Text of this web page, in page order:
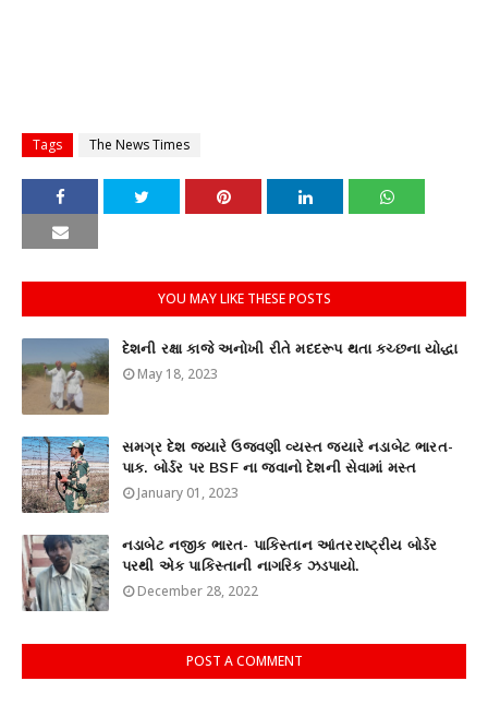
Tags The News Times
YOU MAY LIKE THESE POSTS
દેશની રક્ષા કાજે અનોખી રીતે મદદરૂપ થતા કચ્છના યોદ્ધા
May 18, 2023
સમગ્ર દેશ જ્યારે ઉજવણી વ્યસ્ત જ્યારે નડાબેટ ભારત-
પાક. બોર્ડર પર BSF ના જવાનો દેશની સેવામાં મસ્ત
January 01, 2023
નડાબેટ નજીક ભારત- પાકિસ્તાન આંતરરાષ્ટ્રીય બોર્ડર
પરથી એક પાકિસ્તાની નાગરિક ઝડપાયો.
December 28, 2022
POST A COMMENT